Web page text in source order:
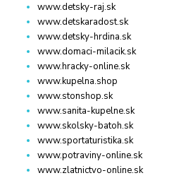
www.detsky-raj.sk
www.detskaradost.sk
www.detsky-hrdina.sk
www.domaci-milacik.sk
www.hracky-online.sk
www.kupelna.shop
www.stonshop.sk
www.sanita-kupelne.sk
www.skolsky-batoh.sk
www.sportaturistika.sk
www.potraviny-online.sk
www.zlatnictvo-online.sk